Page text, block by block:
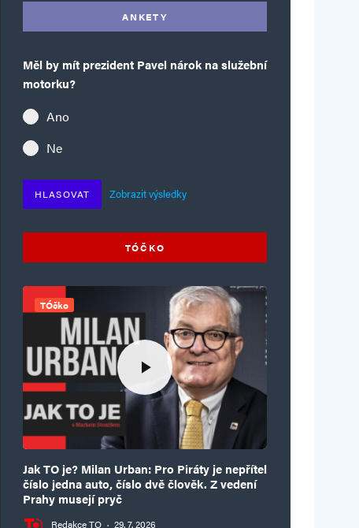
ANKETY
Měl by mít prezident Pavel nárok na služební
motorku?
Ano
Ne
HLASOVAT Zobrazit výsledky
TÓČKO
TÓčko
Jak TO je? Milan Urban: Pro Piráty je nepřítel
číslo jedna auto, číslo dvě člověk. Z vedení
Prahy musejí pryč
Redakce TO · 29. 7. 2026